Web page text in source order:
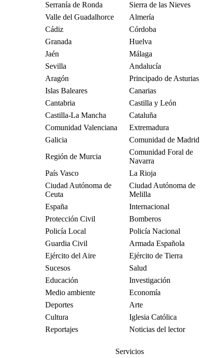
Serranía de Ronda
Sierra de las Nieves
Valle del Guadalhorce
Almería
Cádiz
Córdoba
Granada
Huelva
Jaén
Málaga
Sevilla
Andalucía
Aragón
Principado de Asturias
Islas Baleares
Canarias
Cantabria
Castilla y León
Castilla-La Mancha
Cataluña
Comunidad Valenciana
Extremadura
Galicia
Comunidad de Madrid
Región de Murcia
Comunidad Foral de
Navarra
País Vasco
La Rioja
Ciudad Autónoma de
Ceuta
Ciudad Autónoma de
Melilla
España
Internacional
Protección Civil
Bomberos
Policía Local
Policía Nacional
Guardia Civil
Armada Española
Ejército del Aire
Ejército de Tierra
Sucesos
Salud
Educación
Investigación
Medio ambiente
Economía
Deportes
Arte
Cultura
Iglesia Católica
Reportajes
Noticias del lector
Servicios